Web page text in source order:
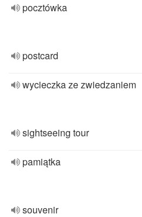
pocztówka
postcard
wycieczka ze zwiedzaniem
sightseeing tour
pamiątka
souvenir